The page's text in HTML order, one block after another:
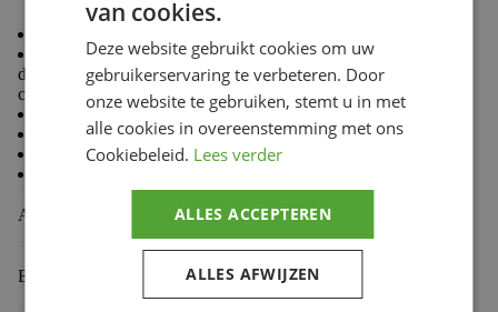
Thanks to many years of competition experience, PBR
developped a wide range of high quality sprockets in
collaboration with top teams.
High quality steel
High wear resistance
Reduces frictions
Aanvullende informatie
Beoordelingen (0)
van cookies.
Deze website gebruikt cookies om uw
gebruikerservaring te verbeteren. Door
onze website te gebruiken, stemt u in met
alle cookies in overeenstemming met ons
Cookiebeleid. Lees verder
ALLES ACCEPTEREN
ALLES AFWIJZEN